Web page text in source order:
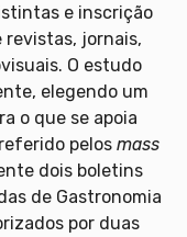
e inscrição
revistas, jornais,
O estudo
elegendo um
o que se apoia
pelos mass
dois boletins
de Gastronomia
por duas